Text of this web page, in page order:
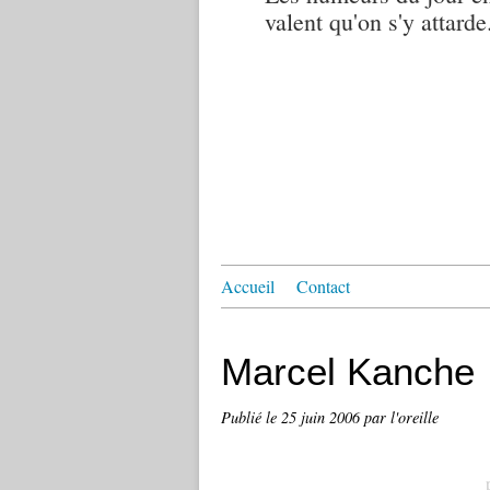
valent qu'on s'y
Accueil Contact
Marcel Kanche
Publié le 25 juin 2006par l'oreille